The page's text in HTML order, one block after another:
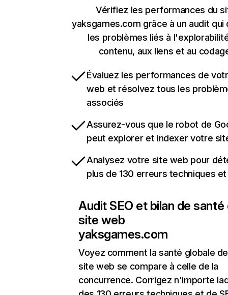
Vérifiez les performances du
yaksgames.com grâce à un audit
les problèmes liés à
contenu, aux liens et au
Évaluez les performances de
web et résolvez tous les
associés
Assurez-vous que le robot de
peut explorer et indexer votre
Analysez votre site web pour
plus de 130 erreurs techniques et
Audit SEO et bilan de santé
site web
yaksgames.com
Voyez comment la santé globale
site web se compare à celle de la
concurrence. Corrigez n'importe